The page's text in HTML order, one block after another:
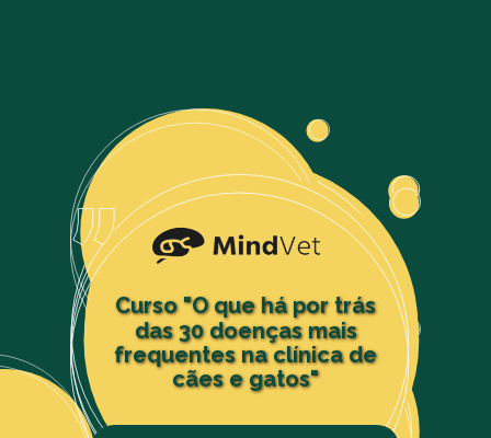
Curso "O que há por trás
das 30 doenças mais
frequentes na clínica de
cães e gatos"